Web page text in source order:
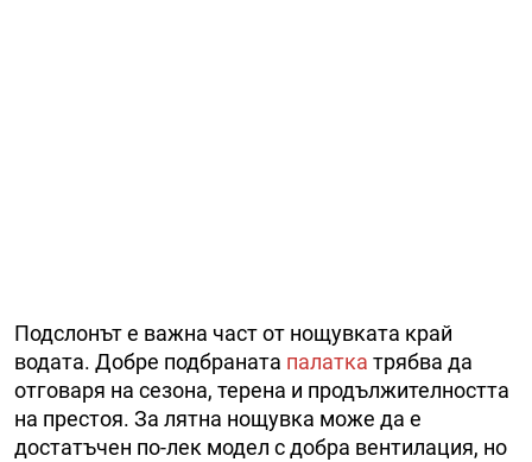
Подслонът е важна част от нощувката край
водата. Добре подбраната палатка трябва да
отговаря на сезона, терена и продължителността
на престоя. За лятна нощувка може да е
достатъчен по-лек модел с добра вентилация, но